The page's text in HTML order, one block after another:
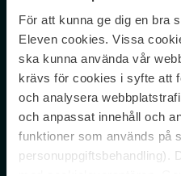
För att kunna ge dig en bra
Eleven cookies. Vissa
ska kunna använda vår
krävs för cookies i syfte att
och analysera
och anpassat innehåll och
funktioner som används på
personuppgiftsbehandling).
Never miss a
Sign up to our
Genom att prenumerera accepterar